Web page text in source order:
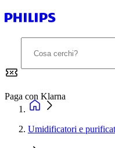
Paga con Klarna
Umidificatori e